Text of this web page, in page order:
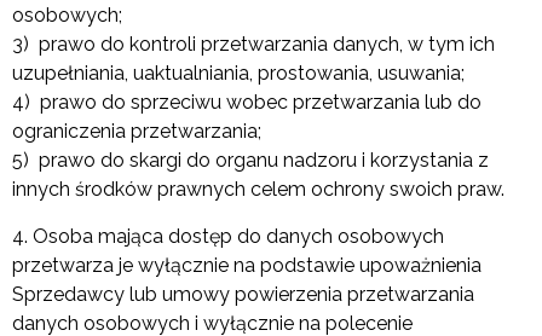
osobowych;
3) prawo do kontroli przetwarzania danych, w tym ich
uzupełniania, uaktualniania, prostowania, usuwania;
4) prawo do sprzeciwu wobec przetwarzania lub do
ograniczenia przetwarzania;
5) prawo do skargi do organu nadzoru i korzystania z
innych środków prawnych celem ochrony swoich praw.
4. Osoba mająca dostęp do danych osobowych
przetwarza je wyłącznie na podstawie upoważnienia
Sprzedawcy lub umowy powierzenia przetwarzania
danych osobowych i wyłącznie na polecenie